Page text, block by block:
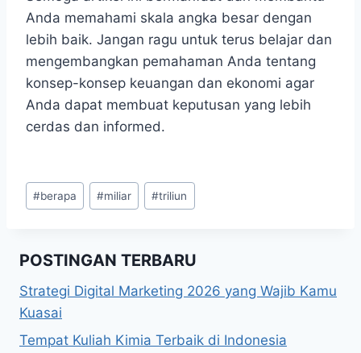
Anda memahami skala angka besar dengan
lebih baik. Jangan ragu untuk terus belajar dan
mengembangkan pemahaman Anda tentang
konsep-konsep keuangan dan ekonomi agar
Anda dapat membuat keputusan yang lebih
cerdas dan informed.
Post
Tags:
#berapa #miliar #triliun
POSTINGAN TERBARU
Strategi Digital Marketing 2026 yang Wajib Kamu
Kuasai
Tempat Kuliah Kimia Terbaik di Indonesia